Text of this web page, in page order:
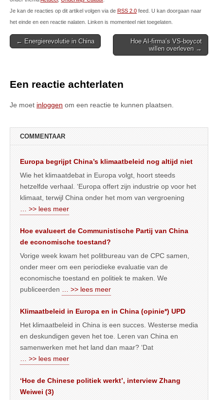
Je kan de reacties op dit artikel volgen via de RSS 2.0 feed. U kan doorgaan naar
het einde en een reactie nalaten. Linken is momenteel niet toegelaten.
Post
← Energierevolutie in China
Hoe AI-firma’s VS-boycot
willen overleven →
Een reactie achterlaten
Je moet inloggen om een reactie te kunnen plaatsen.
COMMENTAAR
Europa begrijpt China’s klimaatbeleid nog altijd niet
Wie het klimaatdebat in Europa volgt, hoort steeds
hetzelfde verhaal. ‘Europa offert zijn industrie op voor het
klimaat, terwijl China onder het mom van vergroening
… >> lees meer
Hoe evalueert de Communistische Partij van China
de economische toestand?
Vorige week kwam het politbureau van de CPC samen,
onder meer om een periodieke evaluatie van de
economische toestand en politiek te maken. We
publiceerden
… >> lees meer
Klimaatbeleid in Europa en in China (opinie*) UPD
Het klimaatbeleid in China is een succes. Westerse media
en deskundigen geven het toe. Leren van China en
samenwerken met het land dan maar? ‘Dat
… >> lees meer
‘Hoe de Chinese politiek werkt’, interview Zhang
Weiwei (3)